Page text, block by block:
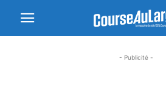
- Publicité -